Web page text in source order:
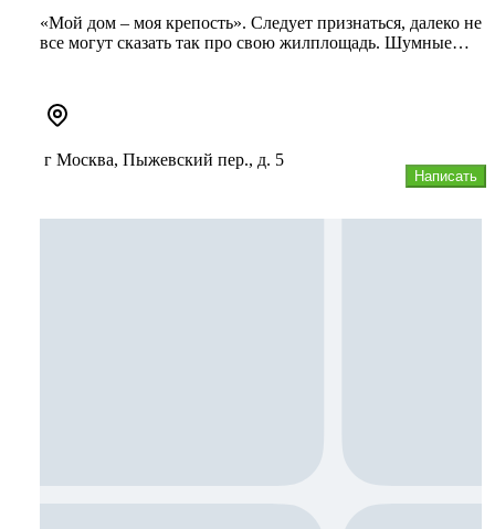
«Мой дом – моя крепость». Следует признаться, далеко не
все могут сказать так про свою жилплощадь. Шумные
Написать
г Москва, Пыжевский пер., д. 5